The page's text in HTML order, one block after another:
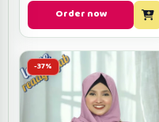
Order now
-37%